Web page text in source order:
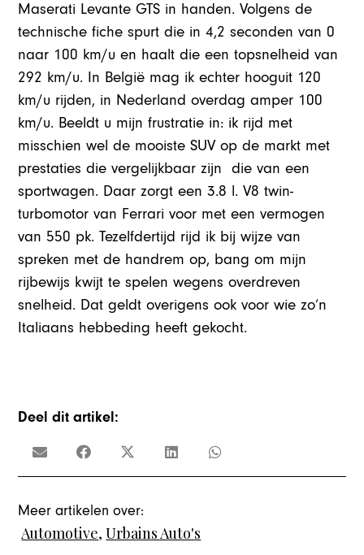
Maserati Levante GTS in handen. Volgens de
technische fiche spurt die in 4,2 seconden van 0
naar 100 km/u en haalt die een topsnelheid van
292 km/u. In België mag ik echter hooguit 120
km/u rijden, in Nederland overdag amper 100
km/u. Beeldt u mijn frustratie in: ik rijd met
misschien wel de mooiste SUV op de markt met
prestaties die vergelijkbaar zijn die van een
sportwagen. Daar zorgt een 3.8 l. V8 twin-
turbomotor van Ferrari voor met een vermogen
van 550 pk. Tezelfdertijd rijd ik bij wijze van
spreken met de handrem op, bang om mijn
rijbewijs kwijt te spelen wegens overdreven
snelheid. Dat geldt overigens ook voor wie zo’n
Italiaans hebbeding heeft gekocht.
Deel dit artikel:
Meer artikelen over:
Automotive,Urbains Auto's